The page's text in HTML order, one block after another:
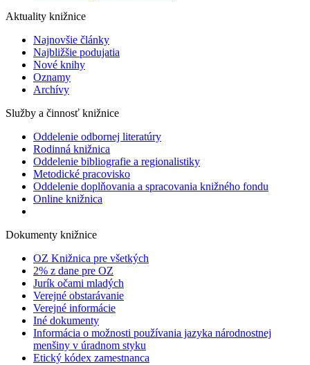
Aktuality knižnice
Najnovšie články
Najbližšie podujatia
Nové knihy
Oznamy
Archívy
Služby a činnosť knižnice
Oddelenie odbornej literatúry
Rodinná knižnica
Oddelenie bibliografie a regionalistiky
Metodické pracovisko
Oddelenie doplňovania a spracovania knižného fondu
Online knižnica
Dokumenty knižnice
OZ Knižnica pre všetkých
2% z dane pre OZ
Jurík očami mladých
Verejné obstarávanie
Verejné informácie
Iné dokumenty
Informácia o možnosti používania jazyka národnostnej
menšiny v úradnom styku
Etický kódex zamestnanca